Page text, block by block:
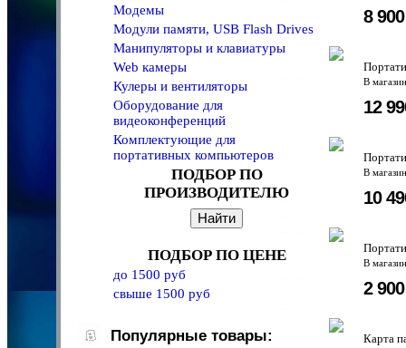
Модемы
Модули памяти, USB Flash Drives
Манипуляторы и клавиатуры
Web камеры
Кулеры и вентиляторы
Оборудование для
видеоконференций
Комплектующие для
портативных компьютеров
ПОДБОР ПО
ПРОИЗВОДИТЕЛЮ
ПОДБОР ПО ЦЕНЕ
до 1500 руб
свыше 1500 руб
Популярные товары:
8
В
12
В
10
В
2
Карта